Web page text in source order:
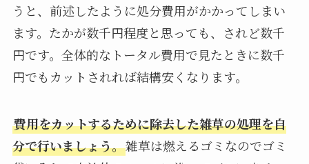
うと、前述したように処分費用がかかってしまい
ます。たかが数千円程度と思っても、されど数千
円です。全体的なトータル費用で見たときに数千
円でもカットされれば結構安くなります。
費用をカットするために除去した雑草の処理を自
分で行いましょう。雑草は燃えるゴミなのでゴミ